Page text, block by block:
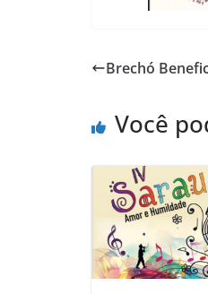
Brechó
Você